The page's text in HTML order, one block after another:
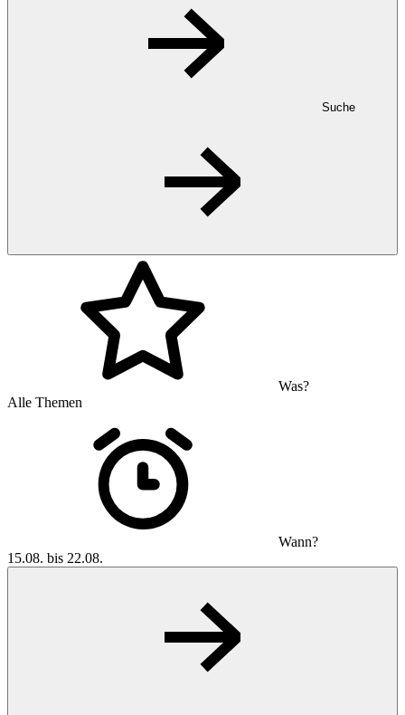
Suche
Was?
Alle Themen
Wann?
15.08. bis 22.08.